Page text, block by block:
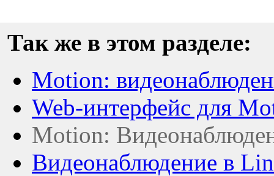
Так же в этом разделе:
Motion:
Web-интерфейс для
Motion:
Видеонаблюдение в